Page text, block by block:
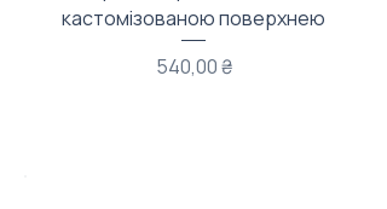
кастомізованою поверхнею
Ціна
540,00 ₴